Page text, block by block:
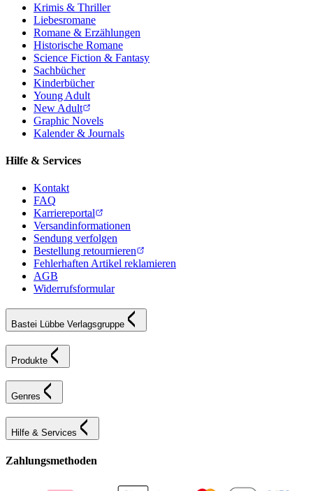
Krimis & Thriller
Liebesromane
Romane & Erzählungen
Historische Romane
Science Fiction & Fantasy
Sachbücher
Kinderbücher
Young Adult
New Adult
Graphic Novels
Kalender & Journals
Hilfe & Services
Kontakt
FAQ
Karriereportal
Versandinformationen
Sendung verfolgen
Bestellung retournieren
Fehlerhaften Artikel reklamieren
AGB
Widerrufsformular
Bastei Lübbe Verlagsgruppe
Produkte
Genres
Hilfe & Services
Zahlungsmethoden